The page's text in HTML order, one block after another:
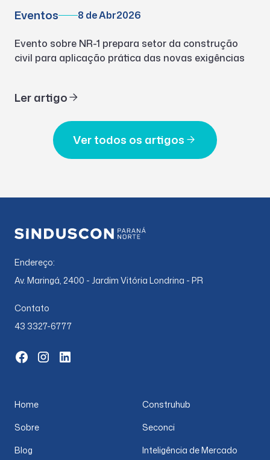
Eventos 8 de Abr2026
Evento sobre NR-1 prepara setor da construção
civil para aplicação prática das novas exigências
Ler artigo
Ver todos os artigos
Endereço:
Av. Maringá, 2400 - Jardim Vitória Londrina - PR
Contato
43 3327-6777
Home
Sobre
Blog
Construhub
Seconci
Inteligência de Mercado